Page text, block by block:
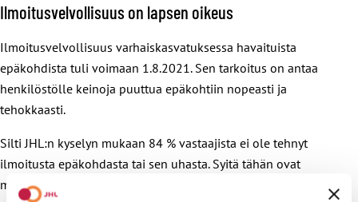
Ilmoitusvelvollisuus on lapsen oikeus
Ilmoitusvelvollisuus varhaiskasvatuksessa havaituista
epäkohdista tuli voimaan 1.8.2021. Sen tarkoitus on antaa
henkilöstölle keinoja puuttua epäkohtiin nopeasti ja
tehokkaasti.
Silti JHL:n kyselyn mukaan 84 % vastaajista ei ole tehnyt
ilmoitusta epäkohdasta tai sen uhasta. Syitä tähän ovat
muun muassa: